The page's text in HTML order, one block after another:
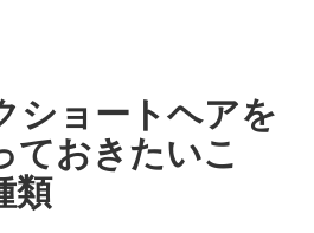
ショートヘアを
ておきたいこ
類